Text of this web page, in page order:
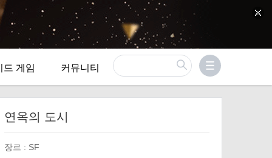
드 게임 커뮤니티
연옥의 도시
장르 : SF